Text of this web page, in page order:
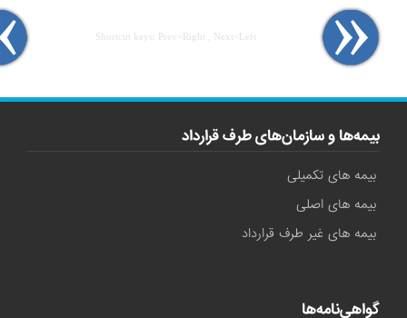
Shortcut keys: Prev=Right , Next=Left
بیمه‌ها و سازمان‌های طرف قرارداد
بیمه های تکمیلی
بیمه های اصلی
بیمه های غیر طرف قرارداد
گواهی‌نامه‌ها